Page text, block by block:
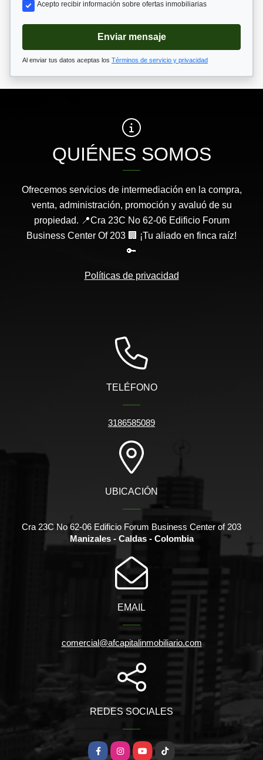
Acepto recibir información sobre ofertas inmobiliarias
Enviar mensaje
Al enviar tus datos aceptas los Términos de servicio y privacidad
QUIÉNES SOMOS
Ofrecemos servicios de intermediación en la compra,
venta, administración, promoción y avaluó de su
propiedad. 📍Cra 23C No 62-06 Edificio Forum
Business Center Of 203 🏢 ¡Tu aliado en finca raíz!
🔑
Políticas de privacidad
TELÉFONO
3186585089
UBICACIÓN
Cra 23C No 62-06 Edificio Forum Business Center of 203
Manizales - Caldas - Colombia
EMAIL
comercial@afcapitalinmobiliario.com
REDES SOCIALES
FacebookInstagramYouTubeTikTok